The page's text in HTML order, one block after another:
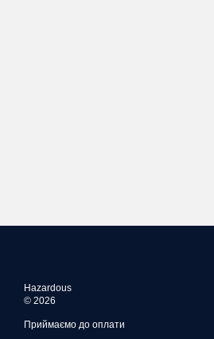
Hazardous
© 2026
Приймаємо до оплати